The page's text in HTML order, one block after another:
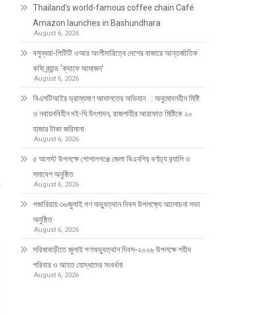
Thailand’s world-famous coffee chain Café
Amazon launches in Bashundhara
August 6, 2026
বসুন্ধরা-পিটিটি ওআর অংশীদারিত্বে দেশের বাজারে আন্তর্জাতিক
কফি ব্র্যান্ড ‘ক্যাফে আমাজন’
August 6, 2026
বিএসটিআইর ভ্রাম্যমাণ আদালতের অভিযান : অনুমোদনহীন মিষ্টি
ও নবায়নবিহীন দই-ঘি উৎপাদন, রাজশাহীর আরাফাত মিষ্টিকে ২০
হাজার টাকা জরিমানা
August 6, 2026
৫ আগস্ট উপলক্ষে গোপালগঞ্জে জেলা বিএনপির বর্ণাঢ্য র‍্যালি ও
সমাবেশ অনুষ্ঠিত
August 6, 2026
গজারিয়ায় ৩৬জুলাই গণ অভ্যুত্থান দিবস উপলক্ষ্যে আলোচনা সভা
অনুষ্ঠিত
August 6, 2026
সরিষাবাড়ীতে জুলাই গণঅভ্যুত্থান দিবস-২০২৬ উপলক্ষে শহীদ
পরিবার ও আহত যোদ্ধাদের সংবর্ধনা
August 6, 2026